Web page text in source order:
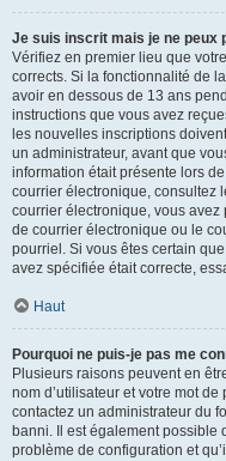
Je suis inscrit mais je ne peux
Vérifiez en premier lieu que
corrects. Si la fonctionnalité de
avoir en dessous de 13 ans
instructions que vous avez
les nouvelles inscriptions
un administrateur, avant que
information était présente lors
courrier électronique, consultez
courrier électronique, vous
de courrier électronique ou le
pourriel. Si vous êtes certain
avez spécifiée était correcte,
Haut
Pourquoi ne puis-je pas me
Plusieurs raisons peuvent en
nom d’utilisateur et votre mot
contactez un administrateur du
banni. Il est également possible
problème de configuration et